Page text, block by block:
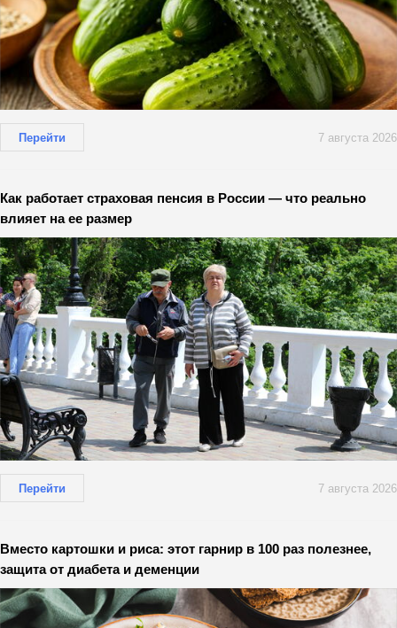
Перейти 7 августа 2026
Как работает страховая пенсия в России — что реально
влияет на ее размер
Перейти 7 августа 2026
Вместо картошки и риса: этот гарнир в 100 раз полезнее,
защита от диабета и деменции